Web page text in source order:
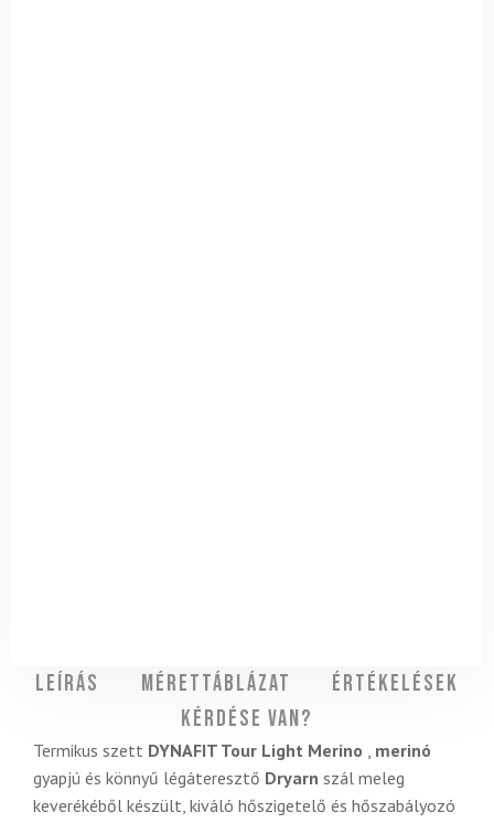
Leírás Mérettáblázat
Értékelések
Kérdése van?
Termikus szett DYNAFIT Tour Light Merino
merinó
gyapjú és könnyű légáteresztő Dryarn szál meleg
keverékéből készült, kiváló hőszigetelő és hőszabályozó